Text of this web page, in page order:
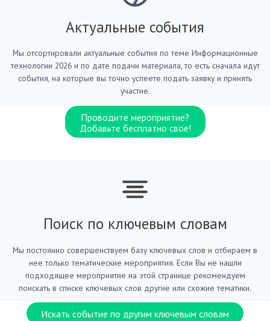
Актуальные события
Мы отсортировали актуальные события по теме Информационные
технологии 2026 и по дате подачи материала, то есть сначала идут
события, на которые вы точно успеете подать заявку и принять
участие.
Проводите мероприятие?
Добавьте бесплатно свое!
Поиск по ключевым словам
Мы постоянно совершенствуем базу ключевых слов и отбираем в
нее только тематические мероприятия. Если Вы не нашли
подходящее мероприятие на этой странице рекомендуем
поискать в списке ключевых слов другие или схожие тематики.
Искать событие по другим ключевым словам